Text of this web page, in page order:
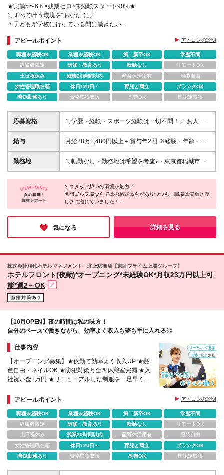
★実働5〜6ｈ×残業ゼロ×未経験スタート90%★
＼すべて叶う環境を“あなた”に／
＊子どもが学校に行っている間に働きたい
★ゴルフの知識０でも問題なし
※ママスタッフ70%活躍中
アピールポイント アイコンの説明
職種未経験OK 業種未経験OK 第二新卒OK
学歴不問
経験者限定
研修・教育あり 転勤なし
リモートOK
土日祝休み
残業20時間以内 産育休活用有
服装自由
女性管理職在籍
休日120日～ 育児と両立
ブランクOK
時短勤務あり
資格取得支援 副業OK 国認定取得
応募資格
＼学歴・経験・スポーツ経験は一切不問！／ お人柄
を重視した【完全ポテンシャル採用】を行います☆
◆◇ 必須条件はこれだけ！ ◇◆ ◎相手の立場に立っ
格は何も必要ありません！ 【こんな不安を持つ方も
大歓迎！】 ▼「ゴルフのルールを全く知らない…」
ワンしか聞いたことがない」という状態から、 最長6
ヶ月の研修で立派にプロへ成長しています。 ▼「運
動が苦手だから、体力面が不安…」 ⇒ カートはリモ
ことで自然と体力がつきますよ♪ ▼「ブランクがあっ
て社会復帰が久しぶり…」 ⇒ 活躍中のスタッフの７
ランク明けのママさんも肩身の狭い思いをせず 安心
してスタートできます。 「人と話すのが好き」 「家
族の時間を大切にしたい」 ーーそんな想いがあれば
給与
月給28万1,480円以上＋賞与年2回 ※経験・年齢・能
力などを考慮の上、決定いたします。 ※時間外手当
は、別途全額支給します。 ※試用期間中（研修中）は
境です♪ 【年収例】 ・年収394万円／入社1年目 ・年
収404万円／入社3年目 ・年収414万円／入社5年目 ☆
未経験からスタートした先輩も多数活躍中！ 研修や
勤務地
＼転勤なし・勤務地は希望を考慮♪・東京都稲城市の
ゴルフ場勤務／ 自然に囲まれた開放的な環境で、の
びのびと働けます♪ 勤務地はご希望を考慮のうえ決定
しますので、ご安心ください。 □｜よみうりゴルフ倶
楽部 東京都稲城市矢野口3376-1 ・「読売ランド前
駅」より路線バス利用 ・「京王よみうりランド駅」
より従業員専用バスまたは路線バス利用 ※都道124号
線近く □｜東京よみうりカントリークラブ 東京都稲城
ご希望や通勤のしやすさを考慮して決定します 「自
然の中で働きたい」 「通いやすい職場を選びたい」
＼スタッフ想いの環境が魅力／
名門ゴルフ場ならではの格式高さがありつつも、職場は笑顔と優
しさに溢れていました！
全員が女性のキャディ部門は定着率97％と驚異の数字！
＊実働の短さや残業ゼロはもちろん、「お互い様」と助け合える
風土がその秘密です。
よみうりランドの施設優待など大手ならではの特典も魅力的♪
「ここなら無理なく自分を大切に働ける」と確信した取材でし
気になる 詳細を見る
株式会社相鉄ホテルマネジメント 北上駅前店【東証プライム上場グループ】
ホテルフロント(夜勤)*オープニング*未経験OK*月収23万円以上可
能*週2～OK
【10月OPEN】夜の時間は私の味方！
自分のペースで働きながら、効率よく収入も夢も手に入れる◎
仕事内容
【オープニング募集】★夜勤で効率よく収入UP ★髪
色自由・ネイルOK ★防犯対策万全＆休憩室完備 ★入
社祝い金1万円 ★リニューアルした制服を一足早く着
アピールポイント
アイコンの説明
職種未経験OK 業種未経験OK 第二新卒OK
学歴不問
経験者限定
研修・教育あり 転勤なし
リモートOK
土日祝休み
残業20時間以内 産育休活用有
服装自由
女性管理職在籍
休日120日～ 育児と両立
ブランクOK
時短勤務あり
資格取得支援 副業OK 国認定取得